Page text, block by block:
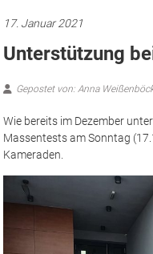
17. Januar 2021
Unterstützung
Gepostet von: Anna
Wie bereits im Dezember
Massentests am Sonntag
Kameraden.